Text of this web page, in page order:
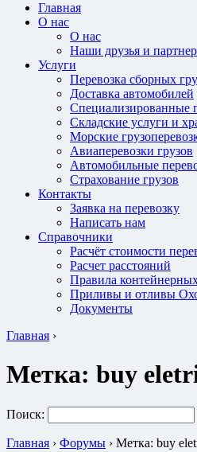
Главная
О нас
О нас
Наши друзья и
Услуги
Перевозка сборных
Доставка автомобилей
Специализированные
Складские услуги и
Морские
Авиаперевозки грузов
Автомобильные
Страхование грузов
Контакты
Заявка на перевозку
Написать нам
Справочники
Расчёт стоимости
Расчет расстояний
Правила
Приливы и отливы
Документы
Главная ›
Метка: buy
Поиск:
Главная › Форумы › Метка: buy